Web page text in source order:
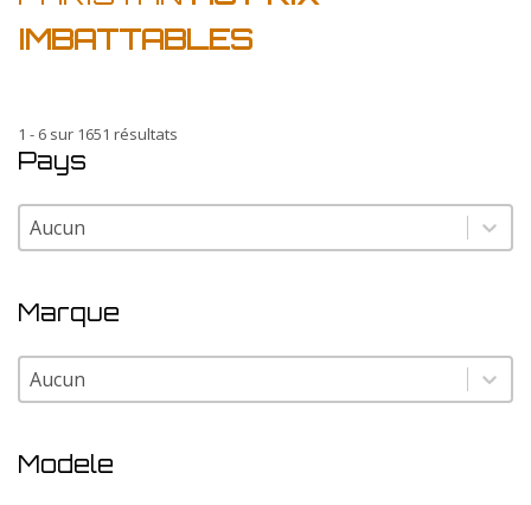
IMBATTABLES
1 - 6 sur 1651 résultats
Pays
Pays
Pays
Marque
Marque
Marque
Modele